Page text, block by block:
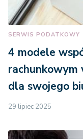
SERWIS PODATKOWY
4 modele
rachunkowym
dla swojego
29 lipiec 2025